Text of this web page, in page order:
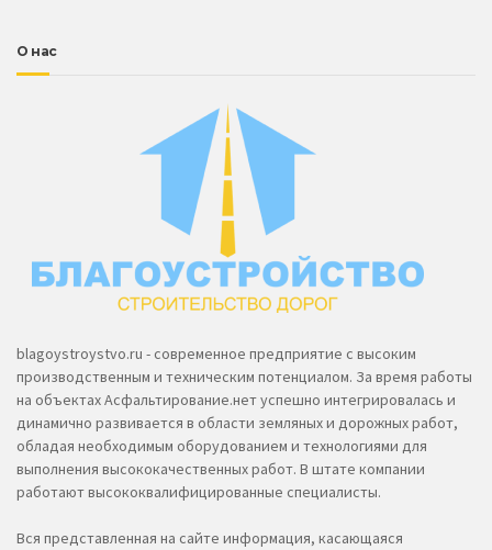
О нас
blagoystroystvo.ru - современное предприятие с высоким
производственным и техническим потенциалом. За время работы
на объектах Асфальтирование.нет успешно интегрировалась и
динамично развивается в области земляных и дорожных работ,
обладая необходимым оборудованием и технологиями для
выполнения высококачественных работ. В штате компании
работают высококвалифицированные специалисты.
Вся представленная на сайте информация, касающаяся